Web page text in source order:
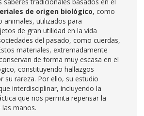
de origen biológico, como
animales, utilizados para
de gran utilidad en la vida
del pasado, como cuerdas,
materiales, extremadamente
de forma muy escasa en el
constituyendo hallazgos
su rareza. Por ello, su estudio
interdisciplinar, incluyendo la
que nos permita repensar la
manos.